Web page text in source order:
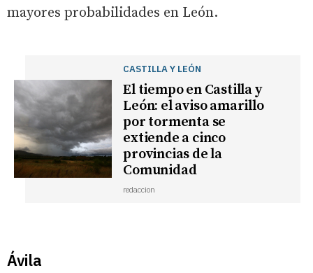
mayores probabilidades en León.
CASTILLA Y LEÓN
El tiempo en Castilla y
León: el aviso amarillo
por tormenta se
extiende a cinco
provincias de la
Comunidad
redaccion
Ávila